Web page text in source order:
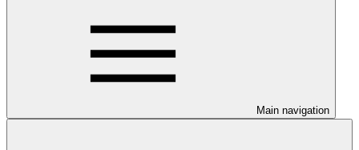
Main navigation